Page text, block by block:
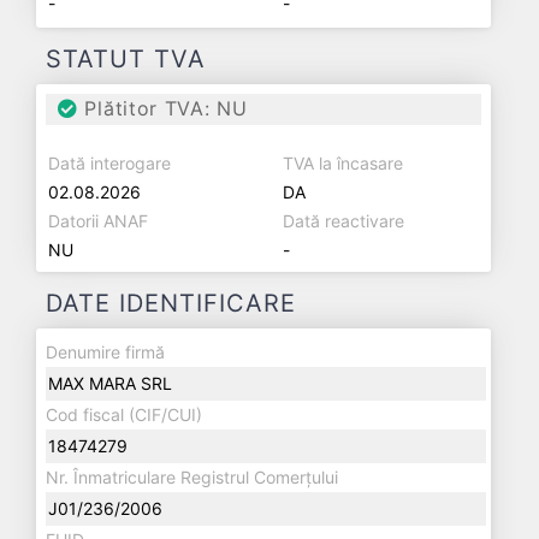
STATUT TVA
Plătitor TVA: NU
Dată interogare
02.08.2026
TVA la încasare
DA
Datorii ANAF
NU
Dată reactivare
-
DATE IDENTIFICARE
Denumire firmă
MAX MARA SRL
Cod fiscal (CIF/CUI)
18474279
Nr. Înmatriculare Registrul Comerțului
J01/236/2006